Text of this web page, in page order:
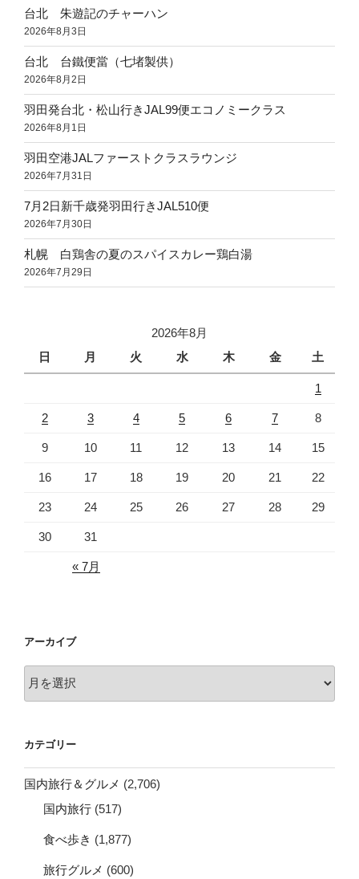
台北 朱遊記のチャーハン
2026年8月3日
台北 台鐵便當（七堵製供）
2026年8月2日
羽田発台北・松山行きJAL99便エコノミークラス
2026年8月1日
羽田空港JALファーストクラスラウンジ
2026年7月31日
7月2日新千歳発羽田行きJAL510便
2026年7月30日
札幌 白鶏舎の夏のスパイスカレー鶏白湯
2026年7月29日
2026年8月
日
月 火 水 木 金 土
1
2 3 4 5 6 7 8
9 10 11 12 13 14 15
16 17 18 19 20 21 22
23 24 25 26 27 28 29
30 31
« 7月
アーカイブ
ー
ブ
カテゴリー
国内旅行＆グルメ (2,706)
国内旅行 (517)
食べ歩き (1,877)
旅行グルメ (600)